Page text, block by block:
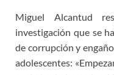
Miguel Alcantud
investigación que se
de corrupción y
adolescentes: